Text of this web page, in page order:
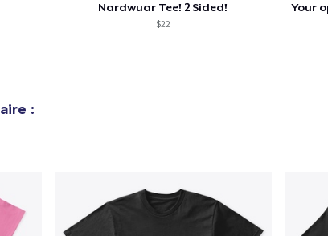
Nardwuar Tee! 2 Sided!
$22
:
Continuer Mes Achats